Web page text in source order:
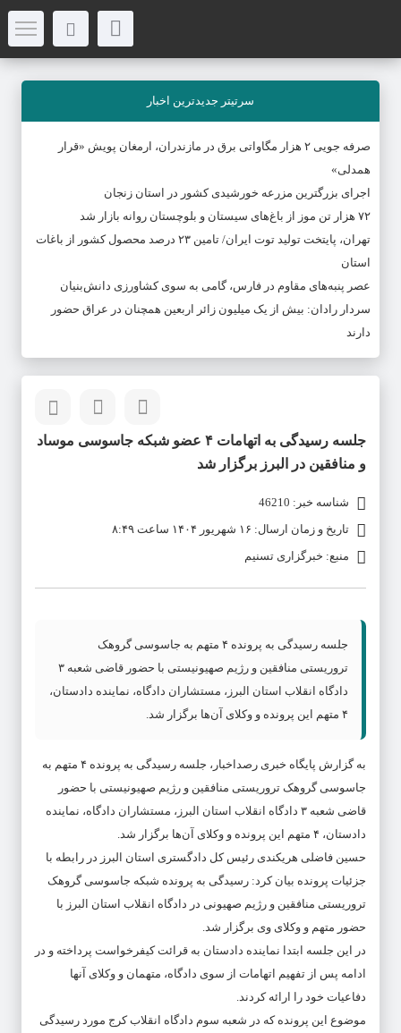
سرتیتر جدیدترین اخبار
صرفه جویی ۲ هزار مگاواتی برق در مازندران، ارمغان پویش «قرار
همدلی»
اجرای بزرگترین مزرعه خورشیدی کشور در استان زنجان
۷۲ هزار تن موز از باغ‌های سیستان و بلوچستان روانه بازار شد
تهران، پایتخت تولید توت ایران/ تامین ۲۳ درصد محصول کشور از باغات
استان
عصر پنبه‌های مقاوم در فارس، گامی به سوی کشاورزی دانش‌بنیان
سردار رادان: بیش از یک میلیون زائر اربعین همچنان در عراق حضور
دارند
جلسه رسیدگی به اتهامات ۴ عضو شبکه جاسوسی موساد
و منافقین در البرز برگزار شد
شناسه خبر: 46210
تاریخ و زمان ارسال: ۱۶ شهریور ۱۴۰۴ ساعت ۸:۴۹
منبع: خبرگزاری تسنیم
جلسه رسیدگی به پرونده ۴ متهم به جاسوسی گروهک
تروریستی منافقین و رژیم صهیونیستی با حضور قاضی شعبه ۳
دادگاه انقلاب استان البرز، مستشاران دادگاه، نماینده دادستان،
۴ متهم این پرونده و وکلای آن‌ها برگزار شد.
به گزارش پایگاه خبری رصداخبار، جلسه رسیدگی به پرونده ۴ متهم به
جاسوسی گروهک تروریستی منافقین و رژیم صهیونیستی با حضور
قاضی شعبه ۳ دادگاه انقلاب استان البرز، مستشاران دادگاه، نماینده
دادستان، ۴ متهم این پرونده و وکلای آن‌ها برگزار شد.
حسین فاضلی هریکندی رئیس کل دادگستری استان البرز در رابطه با
جزئیات پرونده بیان کرد: رسیدگی به پرونده شبکه جاسوسی گروهک
تروریستی منافقین و رژیم صهیونی در دادگاه انقلاب استان البرز با
حضور متهم و وکلای وی برگزار شد.
در این جلسه ابتدا نماینده دادستان به قرائت کیفرخواست پرداخته و در
ادامه پس از تفهیم اتهامات از سوی دادگاه، متهمان و وکلای آنها
دفاعیات خود را ارائه کردند.
موضوع این پرونده که در شعبه سوم دادگاه انقلاب کرج مورد رسیدگی